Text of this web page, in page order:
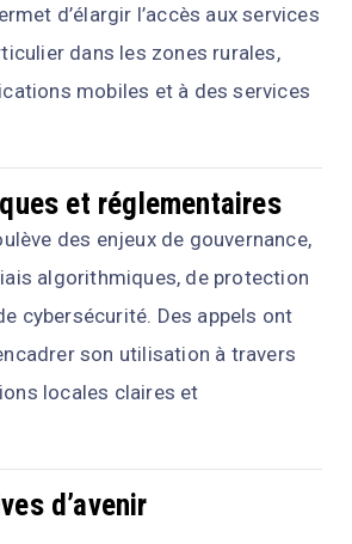
d’élargir l’accès aux services
dans les zones rurales,
mobiles et à des services
et réglementaires
des enjeux de gouvernance,
algorithmiques, de protection
cybersécurité. Des appels ont
son utilisation à travers
locales claires et
d’avenir